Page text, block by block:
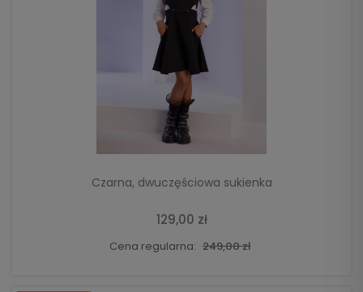
Czarna, dwuczęściowa sukienka
129,00 zł
Cena regularna: 249,00 zł
DO KOSZYKA